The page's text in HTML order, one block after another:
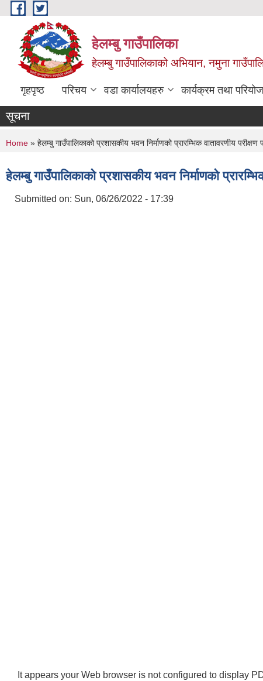
Skip to main content
हेलम्बु गाउँपालिका
हेलम्बु गाउँपालिकाको अभियान, नमुना
गृहपृष्ठ परिचय वडा कार्यालयहरु कार्यक्रम तथा
सूचना
You are here
Home » हेलम्बु गाउँपालिकाको प्रशासकीय भवन निर्माणको प्रारम्भिक वातावरणीय
हेलम्बु गाउँपालिकाको प्रशासकीय भवन निर्माणको
Submitted on: Sun, 06/26/2022 - 17:39
It appears your Web browser is not configured to display